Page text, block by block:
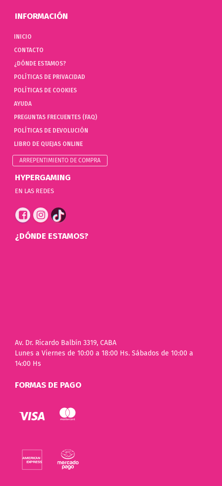
INFORMACIÓN
INICIO
CONTACTO
¿DÓNDE ESTAMOS?
POLÍTICAS DE PRIVACIDAD
POLÍTICAS DE COOKIES
AYUDA
PREGUNTAS FRECUENTES (FAQ)
POLÍTICAS DE DEVOLUCIÓN
LIBRO DE QUEJAS ONLINE
ARREPENTIMIENTO DE COMPRA
HYPERGAMING
EN LAS REDES
¿DÓNDE ESTAMOS?
Av. Dr. Ricardo Balbín 3319, CABA
Lunes a Viernes de 10:00 a 18:00 Hs. Sábados de 10:00 a
14:00 Hs
FORMAS DE PAGO